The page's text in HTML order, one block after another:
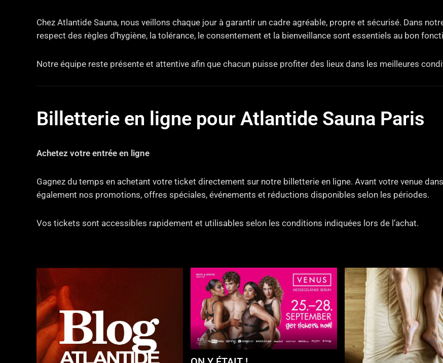
Chez Atlantide Sauna, nous veillons chaque jour à garantir un cadre agréable, propre et sécurisé. Dans
respect des règles d’hygiène, la tolérance, le consentement et la bienveillance sont essentiels au bon
Notre équipe reste présente et attentive afin que chacun puisse profiter des lieux dans les meilleures
Billetterie en ligne pour Atlantide Sauna Paris
Achetez votre entrée en ligne
Gagnez du temps en achetant votre ticket directement sur notre billetterie en ligne. Avant votre venue
également nos promotions, offres spéciales, événements et réductions disponibles selon les périodes.
Vos tickets sont accessibles rapidement et utilisables selon les conditions indiquées lors de l’achat.